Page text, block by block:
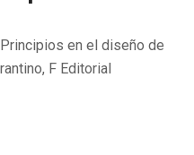
en el diseño de
F Editorial